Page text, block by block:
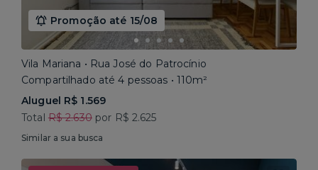
Promoção até 15/08
Vila Mariana • Rua José do Patrocínio
Compartilhado até 4 pessoas • 110m²
Aluguel R$ 1.569
Total R$ 2.630por R$ 2.625
Similar a sua busca